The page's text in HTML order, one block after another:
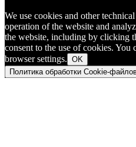
We use cookies and other
operation of the website and
the website, including by clicking
consent to the use of cookies. You
browser settings. OK
Политика обработки Cookie-